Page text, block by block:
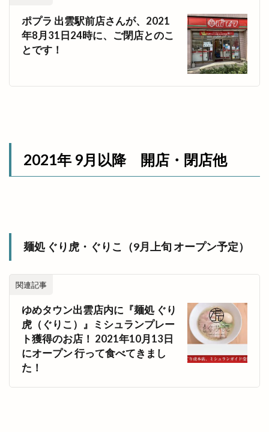
ポプラ 出雲駅前店さんが、2021
年8月31日24時に、ご閉店とのこ
とです！
2021年 9月以降 開店・閉店他
麺処 ぐり虎・ぐりこ（9月上旬 オープン予定）
関連記事
ゆめタウン出雲店内に『麺処 ぐり
虎（ぐりこ）』ミシュランプレー
ト獲得のお店！ 2021年10月13日
にオープン 行って食べてきまし
た！